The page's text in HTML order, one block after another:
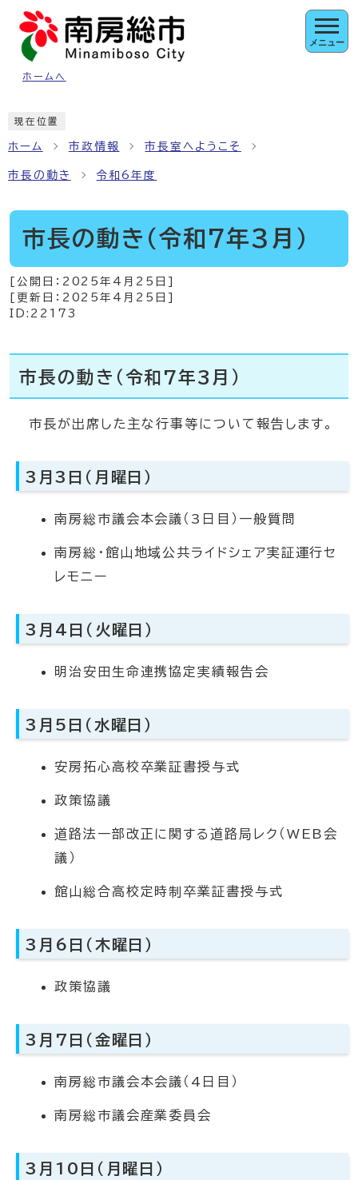
ページの先頭です
ホームへ
メニュー
現在位置
ホーム 市政情報 市長室へようこそ
市長の動き 令和6年度
市長の動き（令和7年3月）
[公開日： 2025年4月25日
[更新日： 2025年4月25日
ID:22173
市長の動き（令和7年3月）
市長が出席した主な行事等について報告します。
3月3日（月曜日）
南房総市議会本会議（3日目）一般質問
南房総・館山地域公共ライドシェア実証運行セ
レモニー
3月4日（火曜日）
明治安田生命連携協定実績報告会
3月5日（水曜日）
安房拓心高校卒業証書授与式
政策協議
道路法一部改正に関する道路局レク（WEB会
議）
館山総合高校定時制卒業証書授与式
3月6日（木曜日）
政策協議
3月7日（金曜日）
南房総市議会本会議（4日目）
南房総市議会産業委員会
3月10日（月曜日）